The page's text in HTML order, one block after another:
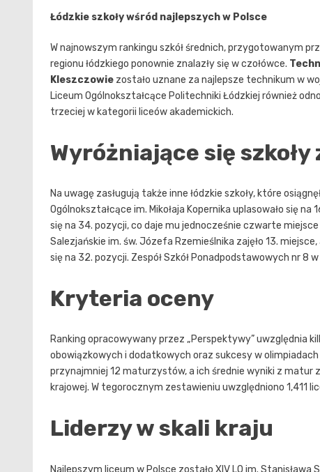
Łódzkie szkoły wśród najlepszych w Polsce
W najnowszym rankingu szkół średnich, przygotowanym
regionu łódzkiego ponownie znalazły się w czołówce.
Kleszczowie zostało uznane za najlepsze technikum w
Liceum Ogólnokształcące Politechniki Łódzkiej również
trzeciej w kategorii liceów akademickich.
Wyróżniające się szkoły
Na uwagę zasługują także inne łódzkie szkoły, które
Ogólnokształcące im. Mikołaja Kopernika uplasowało się
się na 34. pozycji, co daje mu jednocześnie czwarte
Salezjańskie im. św. Józefa Rzemieślnika zajęło 13.
się na 32. pozycji. Zespół Szkół Ponadpodstawowych nr 8
Kryteria oceny
Ranking opracowywany przez „Perspektywy”
obowiązkowych i dodatkowych oraz sukcesy w
przynajmniej 12 maturzystów, a ich średnie wyniki z matur
krajowej. W tegorocznym zestawieniu uwzględniono 1,411
Liderzy w skali kraju
Najlepszym liceum w Polsce zostało XIV LO im.